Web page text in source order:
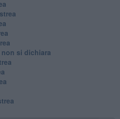
si dichiara